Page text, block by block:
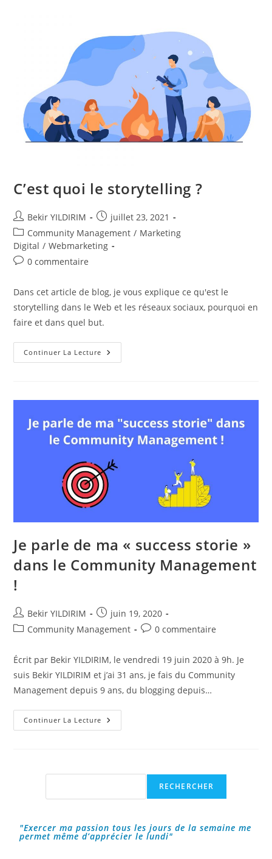
Storytelling
Pour
Entrepreneurs
Les
Entreprises
C’est quoi le storytelling ?
Auteur/autrice
de
la
publication :
Bekir YILDIRIM
Publication
publiée :
juillet 23, 2021
Post
category:
Community Management / Marketing
Digital / Webmarketing
Commentaires
publication :
0 commentaire
Dans cet article de blog, je vous explique ce qu'est le
storytelling dans le Web et les réseaux sociaux, pourquoi en
faire et dans quel but.
Continuer La Lecture C’est
Quoi
Je parle de ma « success storie »
dans le Community Management
!
Auteur/autrice
de
Bekir YILDIRIM
Publication
publiée :
juin 19, 2020
PostCommunity Management
Commentaires
la
publication :
0 commentaire
Écrit par Bekir YILDIRIM, le vendredi 19 juin 2020 à 9h. Je
suis Bekir YILDIRIM et j’ai 31 ans, je fais du Community
Management depuis 9 ans, du blogging depuis…
Continuer La Lecture Je
Parle
Dans
Management
Rechercher
RECHERCHER
"Exercer ma passion tous les jours de la semaine me
permet même d’apprécier le lundi"